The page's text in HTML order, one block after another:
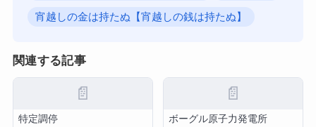
宵越しの金は持たぬ【宵越しの銭は持たぬ】
関連する記事
📄
特定調停
📄
ボーグル原子力発電所